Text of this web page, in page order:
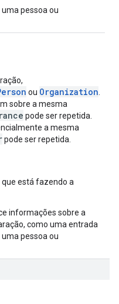
uma pessoa ou
ou Organization
sobre a mesma
pode ser repetida.
a mesma
pode ser repetida.
está fazendo a
informações sobre a
como uma entrada
pessoa ou